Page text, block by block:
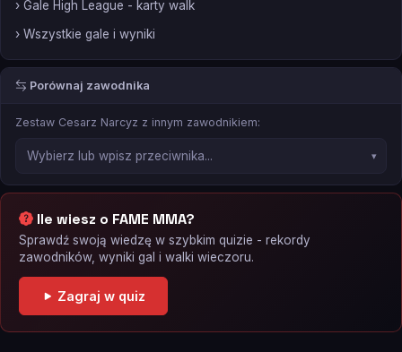
› Gale High League - karty walk
› Wszystkie gale i wyniki
Porównaj zawodnika
Zestaw Cesarz Narcyz z innym zawodnikiem:
Ile wiesz o FAME MMA?
Sprawdź swoją wiedzę w szybkim quizie - rekordy
zawodników, wyniki gal i walki wieczoru.
Zagraj w quiz